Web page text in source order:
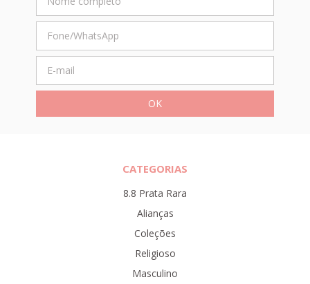
CATEGORIAS
8.8 Prata Rara
Alianças
Coleções
Religioso
Masculino